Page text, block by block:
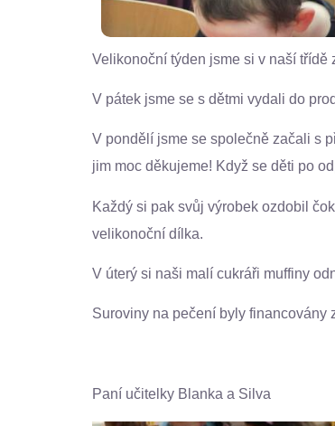
Velikonoční týden jsme si v naší
V pátek jsme se s dětmi vydali do
V pondělí jsme se společně začali s
jim moc děkujeme! Když se děti po
Každý si pak svůj výrobek ozdobil
velikonoční dílka.
V úterý si naši malí cukráři muffiny
Suroviny na pečení byly financovány
Paní učitelky Blanka a Silva